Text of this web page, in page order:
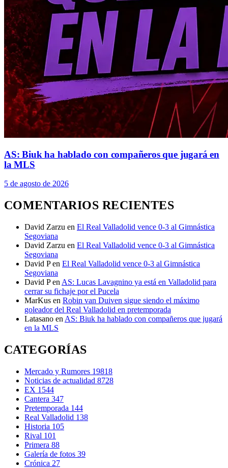
AS: Biuk ha hablado con compañeros que jugará en
la MLS
5 de agosto de 2026
COMENTARIOS RECIENTES
David Zarzu en El Real Valladolid vence 0-3 al Gimnástica
Segoviana
David Zarzu en El Real Valladolid vence 0-3 al Gimnástica
Segoviana
David P en El Real Valladolid vence 0-3 al Gimnástica
Segoviana
David P en AS: Lucas Lavagnino ya está en Valladolid para
cerrar su fichaje por el Pucela
MarKus en Robin van Duiven sigue siendo el máximo
goleador del Real Valladolid en pretemporada
Latasano en AS: Biuk ha hablado con compañeros que jugará
en la MLS
CATEGORÍAS
Mercado y Rumores 19818
Noticias de actualidad 8728
EX 1544
Cantera 347
Pretemporada 144
Real Valladolid 138
Historia 105
Rival 101
Primera 88
Galería de fotos 39
Crónica 27